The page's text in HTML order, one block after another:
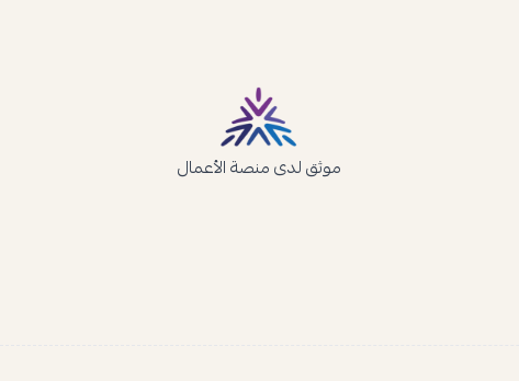
موثق لدى منصة الأعمال